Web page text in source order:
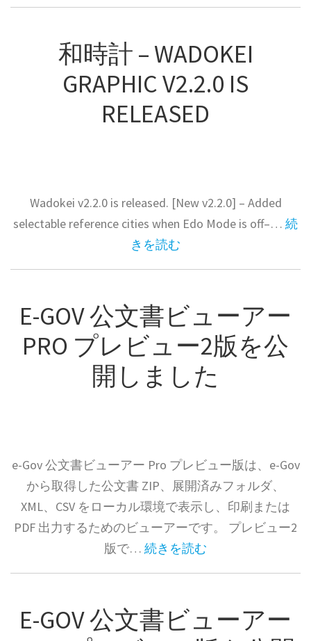
和時計 – WADOKEI
GRAPHIC V2.2.0 IS
RELEASED
Wadokei v2.2.0 is released. [New v2.2.0] – Added
selectable reference cities when Edo Mode is off–… 続
きを読む
E-GOV 公文書ビューアー
PRO プレビュー2版を公
開しました
e-Gov 公文書ビューアー Pro プレビュー版は、e-Gov
から取得した公文書 ZIP、展開済みフォルダ、
XML、CSV をローカル環境で表示し、印刷または
PDF 出力するためのビューアーです。 プレビュー2
版で… 続きを読む
E-GOV 公文書ビューアー